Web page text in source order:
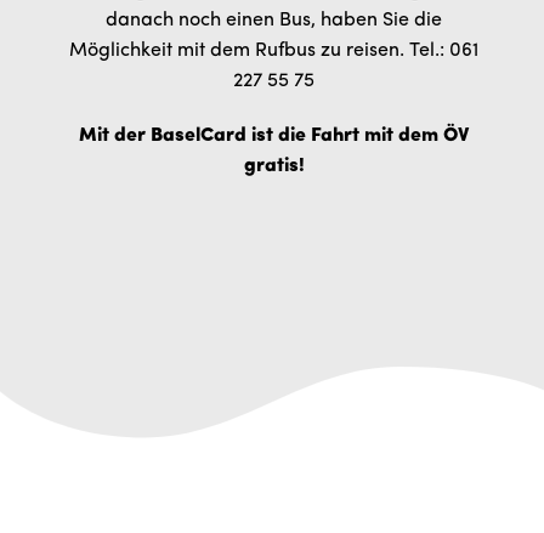
danach noch einen Bus, haben Sie die
Möglichkeit mit dem Rufbus zu reisen. Tel.: 061
227 55 75
Mit der BaselCard ist die Fahrt mit dem ÖV
gratis!